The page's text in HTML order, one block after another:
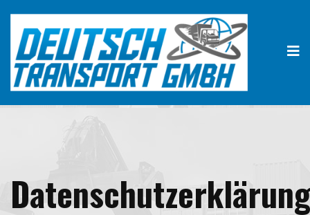
Datenschutzerklärung